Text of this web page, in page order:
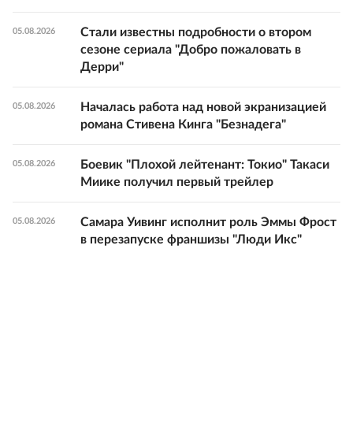
05.08.2026
Стали известны подробности о втором
сезоне сериала "Добро пожаловать в
Дерри"
05.08.2026
Началась работа над новой экранизацией
романа Стивена Кинга "Безнадега"
05.08.2026
Боевик "Плохой лейтенант: Токио" Такаси
Миике получил первый трейлер
05.08.2026
Самара Уивинг исполнит роль Эммы Фрост
в перезапуске франшизы "Люди Икс"